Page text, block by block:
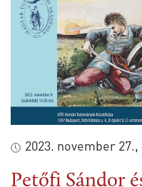
2023. november
Petőfi Sándor